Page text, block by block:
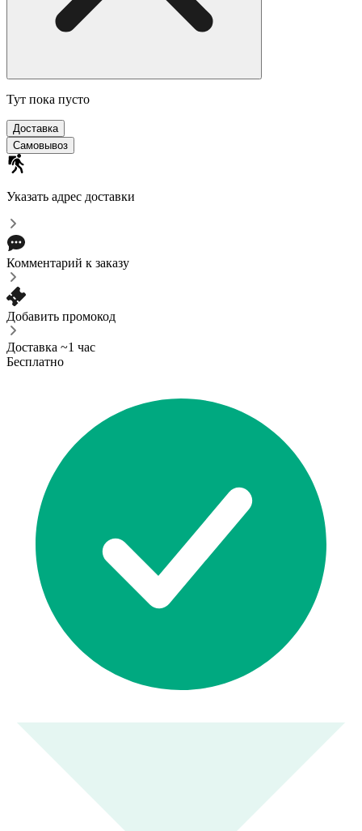
Тут пока пусто
Доставка
Самовывоз
Указать адрес доставки
Комментарий к заказу
Добавить промокод
Доставка ~1 час
Бесплатно